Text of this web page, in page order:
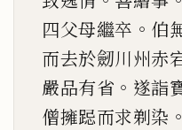
四父母繼卒 。 伯
而去於劒川州赤
嚴品有省 。 遂詣
僧擁跽而求剃染 。